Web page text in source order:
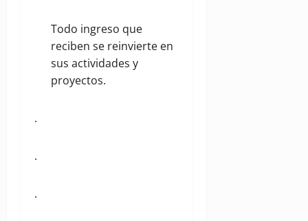
Todo ingreso que
reciben se reinvierte en
sus actividades y
proyectos.
.
.
.